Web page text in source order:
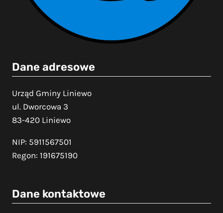
Dane adresowe
Urząd Gminy Liniewo
ul. Dworcowa 3
83-420 Liniewo
NIP: 5911567501
Regon: 191675190
Dane kontaktowe